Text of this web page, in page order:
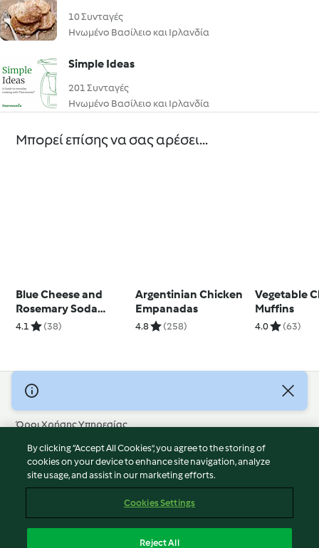
10 Συνταγές
Ηνωμένο Βασίλειο και Ιρλανδία
Simple Ideas
201 Συνταγές
Ηνωμένο Βασίλειο και Ιρλανδία
Μπορεί επίσης να σας αρέσει...
Blue Cheese and
Rosemary Soda
Bread
4.1 (38)
Argentinian Chicken
Empanadas
4.8 (258)
Vegetable
Muffins
4.0 (63)
© Πνευματικά Δικαιώματα 2026
Όροι Χρήσης Υπηρεσίας
Πολιτική Απορρήτου
Δήλωση Αποποίησης Ευθύνης
Διαχειριστής ιστοσελίδας
Περιεχόμενο αναφοράς
By clicking “Accept All Cookies”, you agree to the storing of
cookies on your device to enhance site navigation, analyze
site usage, and assist in our marketing efforts.
Cookies Settings
Reject All